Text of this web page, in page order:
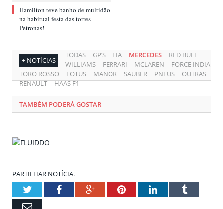
Hamilton teve banho de multidão
na habitual festa das torres
Petronas!
+ NOTÍCIAS
TODAS GP’S FIA MERCEDES
RED BULL
WILLIAMS
FERRARI MCLAREN
FORCE INDIA
TORO ROSSO
LOTUS MANOR SAUBER PNEUS
OUTRAS
RENAULT
HAAS F1
TAMBÉM PODERÁ GOSTAR
PARTILHAR NOTÍCIA.
TwitterFacebookGoogle+PinterestLinkedInTumblr
Email